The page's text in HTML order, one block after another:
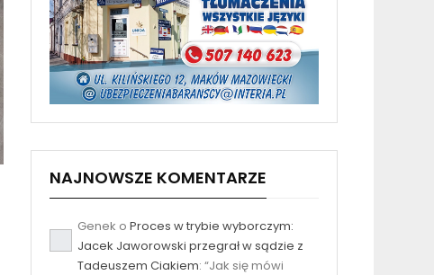
NAJNOWSZE KOMENTARZE
Genek o Proces w trybie wyborczym:
Jacek Jaworowski przegrał w sądzie z
Tadeuszem Ciakiem: “Jak się mówi